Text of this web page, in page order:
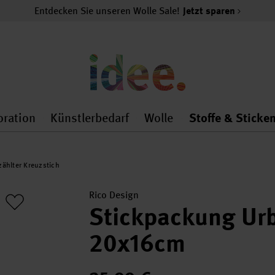
Entdecken Sie unseren Wolle Sale! Jetzt sparen
general.openMenu
Dekoration general.openMenu
Künstlerbedarf
Künstlerbedarf
Wolle
Wolle
Stoffe & Sticken
Kreuzstich
Rico Design
Stickpackung
20x16cm